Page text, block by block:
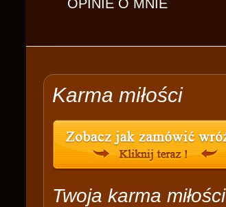
OPINIE O MNIE
Karma miłości
Twoja karma miłości